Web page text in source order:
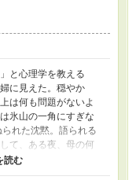
と心理学を教える
に見えた。穏やか
は何も問題がないよ
氷山の一角にすぎな
れた沈黙。語られる
て、ある夜、母の何
に揺らめいていた歪
とは、家族とは、そ